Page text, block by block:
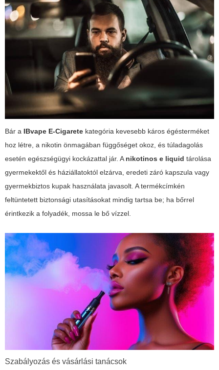
Bár a IBvape E-Cigarete kategória kevesebb káros égésterméket
hoz létre, a nikotin önmagában függőséget okoz, és túladagolás
esetén egészségügyi kockázattal jár. A nikotinos e liquid tárolása
gyermekektől és háziállatoktól elzárva, eredeti záró kapszula vagy
gyermekbiztos kupak használata javasolt. A termékcímkén
feltüntetett biztonsági utasításokat mindig tartsa be; ha bőrrel
érintkezik a folyadék, mossa le bő vízzel.
Szabályozás és vásárlási tanácsok